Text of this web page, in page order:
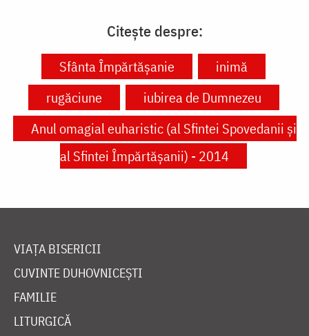
Citește despre:
Sfânta Împărtășanie
inimă
rugăciune
iubirea de Dumnezeu
Anul omagial euharistic (al Sfintei Spovedanii şi
al Sfintei Împărtăşanii) - 2014
VIAȚA BISERICII
CUVINTE DUHOVNICEȘTI
FAMILIE
LITURGICĂ